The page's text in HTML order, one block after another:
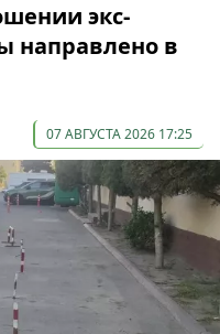
экс-
направлено в
07 АВГУСТА 2026 17:25